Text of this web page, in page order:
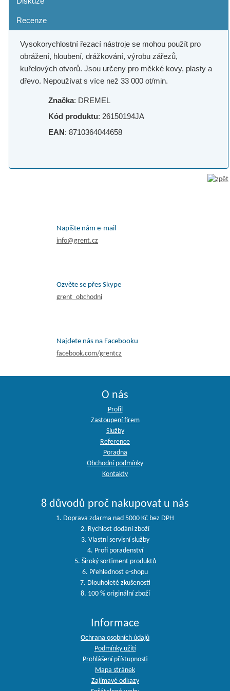
Recenze
Vysokorychlostní řezací nástroje se mohou použít pro
obrážení, hloubení, drážkování, výrobu zářezů,
kuřelových otvorů. Jsou určeny pro měkké kovy, plasty a
dřevo. Nepoužívat s více než 33 000 ot/min.
Značka: DREMEL
Kód produktu: 26150194JA
EAN: 8710364044658
Napište nám e-mail
info@grent.cz
Ozvěte se přes Skype
grent_obchodni
Najdete nás na Facebooku
facebook.com/grentcz
O nás
Profil
Zastoupení firem
Služby
Reference
Poradna
Obchodní podmínky
Kontakty
8 důvodů proč nakupovat u nás
1. Doprava zdarma nad 5000 Kč bez DPH
2. Rychlost dodání zboží
3. Vlastní servisní služby
4. Profi poradenství
5. Široký sortiment produktů
6. Přehlednost e-shopu
7. Dlouholeté zkušenosti
8. 100 % originální zboží
Informace
Ochrana osobních údajů
Podmínky užití
Prohlášení přístupnosti
Mapa stránek
Zajímavé odkazy